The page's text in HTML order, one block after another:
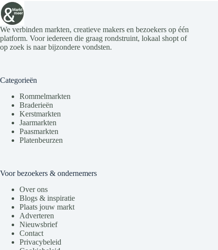
We verbinden markten, creatieve makers en bezoekers op één
platform. Voor iedereen die graag rondstruint, lokaal shopt of
op zoek is naar bijzondere vondsten.
Categorieën
Rommelmarkten
Braderieën
Kerstmarkten
Jaarmarkten
Paasmarkten
Platenbeurzen
Voor bezoekers & ondernemers
Over ons
Blogs & inspiratie
Plaats jouw markt
Adverteren
Nieuwsbrief
Contact
Privacybeleid